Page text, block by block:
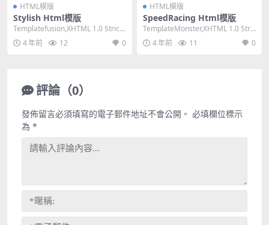
HTML模版
Stylish Html模版
Templatefusion,XHTML 1.0 Strict,
Fixed Wi...
4 年前 12 0
HTML模版
SpeedRacing Html模版
TemplateMonster,XHTML 1.0 Stric
t,Fixed W...
4 年前 11 0
評論（0）
發佈留言必須填寫的電子郵件地址不會公開。 必填欄位標示
為 *